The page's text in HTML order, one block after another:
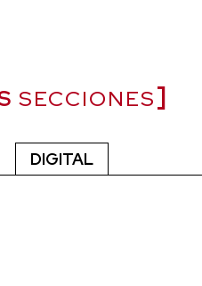
SECCIONES
DIGITAL